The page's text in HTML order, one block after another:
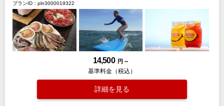
プランID：pln3000019322
14,500 円 ～
基準料金（税込）
詳細を見る